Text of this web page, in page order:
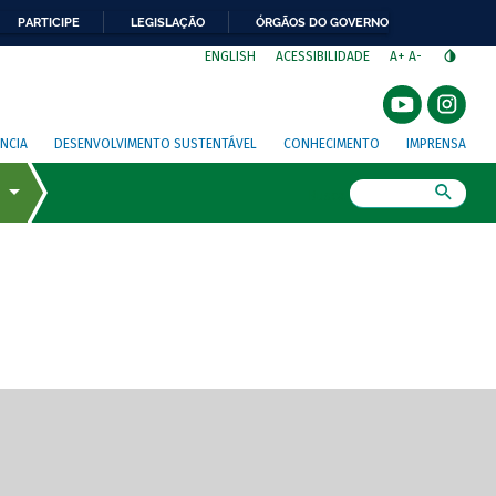
PARTICIPE LEGISLAÇÃO ÓRGÃOS DO GOVERNO
ENGLISH ACESSIBILIDADE A+ A-
DESENVOLVIMENTO SUSTENTÁVEL CONHECIMENTO IMPRENSA
de tela